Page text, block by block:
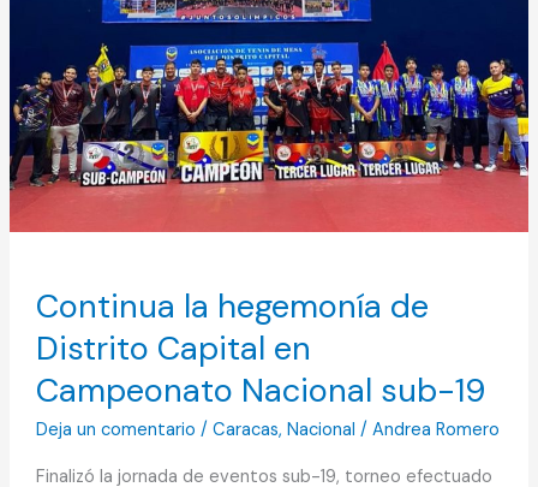
Continua la hegemonía de
Distrito Capital en
Campeonato Nacional sub-19
Deja un comentario / Caracas, Nacional / Andrea Romero
Finalizó la jornada de eventos sub-19, torneo efectuado
Capital
Campeonato
Nacional
sub-
19